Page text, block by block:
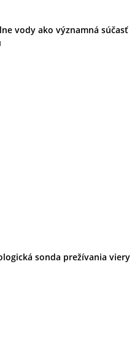
vody ako významná súčasť
sonda prežívania viery